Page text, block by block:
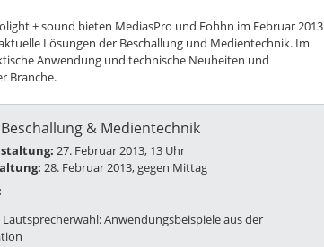
+ sound bieten MediasPro und Fohhn im Februar 2013
Lösungen der Beschallung und Medientechnik. Im
Anwendung und technische Neuheiten und
Branche.
& Medientechnik
27. Februar 2013, 13 Uhr
28. Februar 2013, gegen Mittag
Lautsprecherwahl: Anwendungsbeispiele aus der